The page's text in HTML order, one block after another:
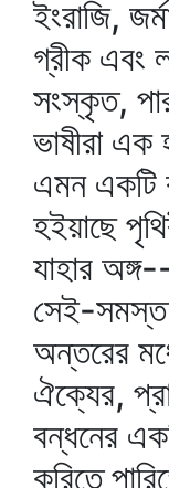
ইংরাজি,
গ্রীক এবং
সংস্কৃত,
ভাষীরা এক
এমন একটি
হইয়াছে
যাহার
সেই-সমস্ত
অন্তরের
ঐক্যের,
বন্ধনের
করিতে